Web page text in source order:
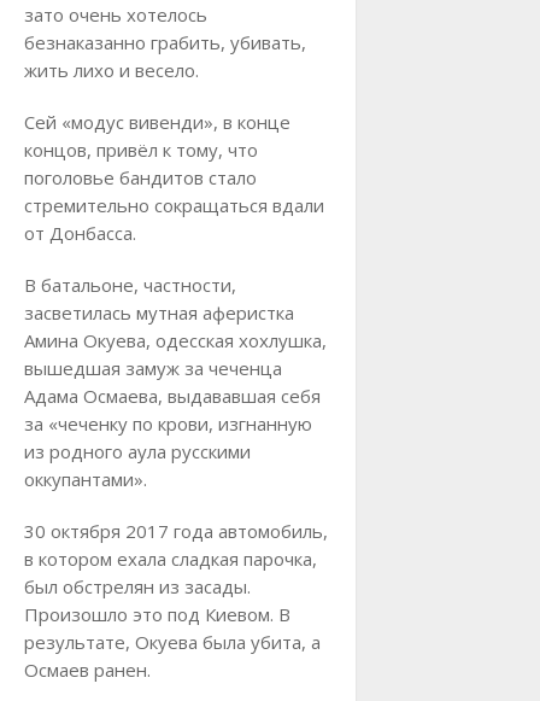
зато очень хотелось
безнаказанно грабить, убивать,
жить лихо и весело.
Сей «модус вивенди», в конце
концов, привёл к тому, что
поголовье бандитов стало
стремительно сокращаться вдали
от Донбасса.
В батальоне, частности,
засветилась мутная аферистка
Амина Окуева, одесская хохлушка,
вышедшая замуж за чеченца
Адама Осмаева, выдававшая себя
за «чеченку по крови, изгнанную
из родного аула русскими
оккупантами».
30 октября 2017 года автомобиль,
в котором ехала сладкая парочка,
был обстрелян из засады.
Произошло это под Киевом. В
результате, Окуева была убита, а
Осмаев ранен.